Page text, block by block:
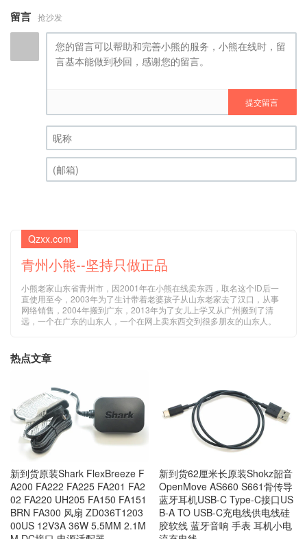
留言 抢沙发
提交留言
昵称 (必填)
Qzxx.com
青州小熊--坚持只做正品
小熊老家山东省青州市，因2001年在小熊在线卖东西，取名这个ID后一
直使用至今，2003年为了生计带着老婆孩子从山东老家去了汉口，从事
网络销售，2004年搬到广东，2013年为了女儿上学又从广州搬到了清
远，一个在广东的山东人，一个在网上卖东西交到很多朋友的山东人。
热点文章
新到货原装Shark FlexBreeze F
A200 FA222 FA225 FA201 FA2
02 FA220 UH205 FA150 FA151
BRN FA300 风扇 ZD036T1203
00US 12V3A 36W 5.5MM 2.1M
新到货62厘米长原装Shokz韶音
OpenMove AS660 S661骨传导
蓝牙耳机USB-C Type-C接口US
B-A TO USB-C充电线供电线硅
胶软线 蓝牙音响 手表 耳机小电